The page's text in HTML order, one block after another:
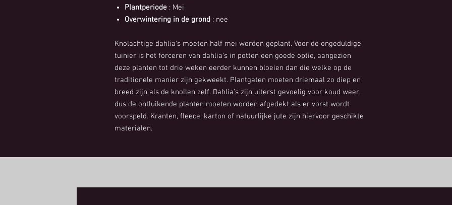
Plantperiode : Mei
Overwintering in de grond : nee
Knolachtige dahlia's moeten half mei worden geplant. Voor de ongeduldige
tuinier is het forceren van dahlia's in potten een goede optie, aangezien
deze planten tot drie weken eerder kunnen bloeien dan die welke op de
traditionele manier zijn gekweekt. Plantgaten moeten driemaal zo diep en
breed zijn als de knollen zelf. Dahlia's zijn uiterst gevoelig voor koud weer,
dus de ontluikende planten moeten worden afgedekt als er vorst wordt
voorspeld. Kranten, fleece, karton of natuurlijke jute zijn hiervoor geschikte
materialen.